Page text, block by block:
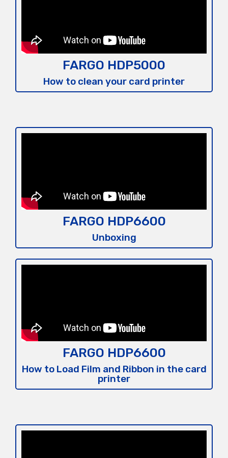
FARGO HDP5000
How to clean your card printer
FARGO HDP6600
Unboxing
FARGO HDP6600
How to Load Film and Ribbon in the card
printer